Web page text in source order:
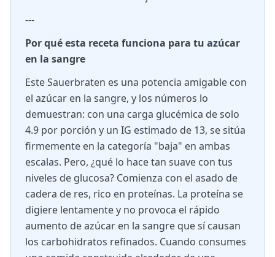
---
Por qué esta receta funciona para tu azúcar
en la sangre
Este Sauerbraten es una potencia amigable con
el azúcar en la sangre, y los números lo
demuestran: con una carga glucémica de solo
4.9 por porción y un IG estimado de 13, se sitúa
firmemente en la categoría "baja" en ambas
escalas. Pero, ¿qué lo hace tan suave con tus
niveles de glucosa? Comienza con el asado de
cadera de res, rico en proteínas. La proteína se
digiere lentamente y no provoca el rápido
aumento de azúcar en la sangre que sí causan
los carbohidratos refinados. Cuando consumes